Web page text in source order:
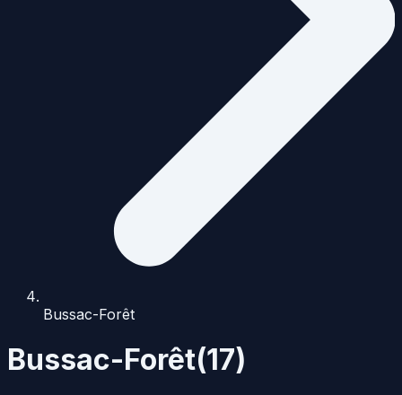
Bussac-Forêt
Bussac-Forêt(17)